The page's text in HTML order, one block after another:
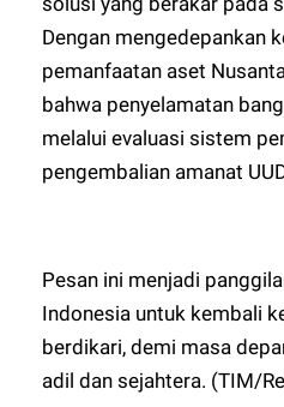
Dengan mengedepankan
pemanfaatan aset
bahwa penyelamatan
melalui evaluasi sistem
pengembalian amanat
Pesan ini menjadi
Indonesia untuk kembali
berdikari, demi masa
adil dan sejahtera. (TIM/